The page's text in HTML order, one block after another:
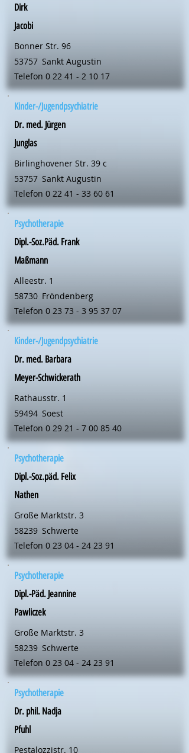
Dirk
Jacobi
Bonner Str. 96
53757 Sankt Augustin
Telefon 0 22 41 - 2 10 17
Kinder-/Jugendpsychiatrie
Dr. med. Jürgen
Junglas
Birlinghovener Str. 39 c
53757 Sankt Augustin
Telefon 0 22 41 - 33 60 61
Psychotherapie
Dipl.-Soz.Päd. Frank
Maßmann
Alleestr. 1
58730 Fröndenberg
Telefon 0 23 73 - 3 95 37 07
Kinder-/Jugendpsychiatrie
Dr. med. Barbara
Meyer-Schwickerath
Rathausstr. 1
59494 Soest
Telefon 0 29 21 - 7 00 85 40
Psychotherapie
Dipl.-Soz.päd. Felix
Nathen
Große Marktstr. 3
58239 Schwerte
Telefon 0 23 04 - 24 23 91
Psychotherapie
Dipl.-Päd. Jeannine
Pawliczek
Große Marktstr. 3
58239 Schwerte
Telefon 0 23 04 - 24 23 91
Psychotherapie
Dr. phil. Nadja
Pfuhl
Pestalozzistr. 10